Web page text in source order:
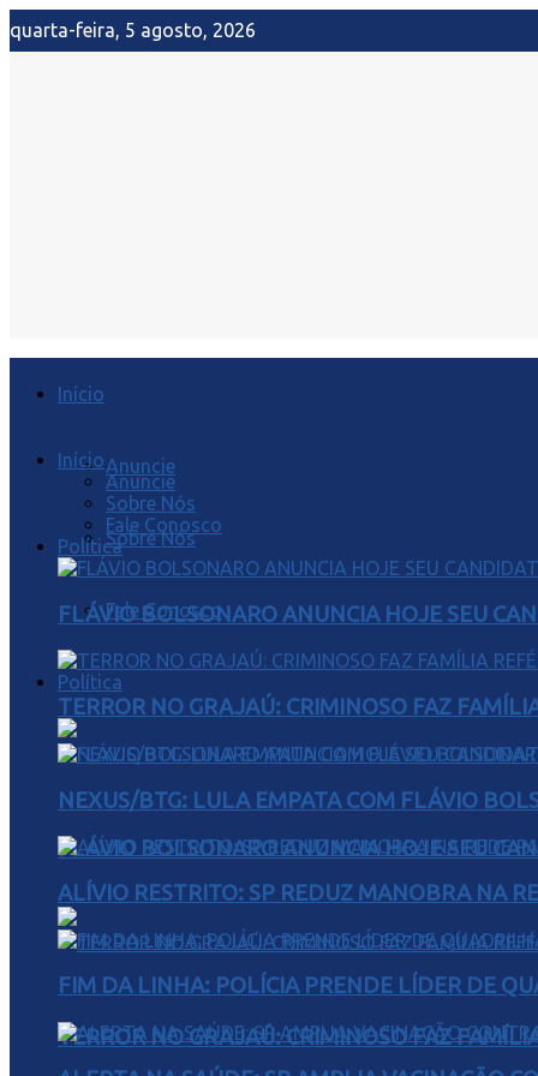
quarta-feira, 5 agosto, 2026
Início
Anuncie
Sobre Nós
Fale Conosco
Política
FLÁVIO BOLSONARO ANUNCIA HOJE SEU
TERROR NO GRAJAÚ: CRIMINOSO FAZ
Início
Anuncie
Sobre Nós
Fale Conosco
Política
FLÁVIO BOLSONARO ANUNCIA HOJE SEU
TERROR NO GRAJAÚ: CRIMINOSO FAZ
NEXUS/BTG: LULA EMPATA COM FLÁVIO
ALÍVIO RESTRITO: SP REDUZ MANOBRA NA
FIM DA LINHA: POLÍCIA PRENDE LÍDER DE